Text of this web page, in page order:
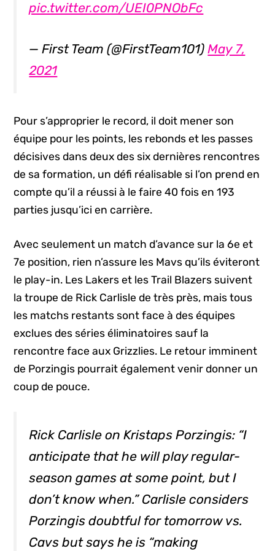
pic.twitter.com/UEI0PNObFc
— First Team (@FirstTeam101)May 7,
2021
Pour s’approprier le record, il doit mener son
équipe pour les points, les rebonds et les passes
décisives dans deux des six dernières rencontres
de sa formation, un défi réalisable si l’on prend en
compte qu’il a réussi à le faire 40 fois en 193
parties jusqu’ici en carrière.
Avec seulement un match d’avance sur la 6e et
7e position, rien n’assure les Mavs qu’ils éviteront
le play-in. Les Lakers et les Trail Blazers suivent
la troupe de Rick Carlisle de très près, mais tous
les matchs restants sont face à des équipes
exclues des séries éliminatoires sauf la
rencontre face aux Grizzlies. Le retour imminent
de Porzingis pourrait également venir donner un
coup de pouce.
Rick Carlisle on Kristaps Porzingis: “I
anticipate that he will play regular-
season games at some point, but I
don’t know when.” Carlisle considers
Porzingis doubtful for tomorrow vs.
Cavs but says he is “making